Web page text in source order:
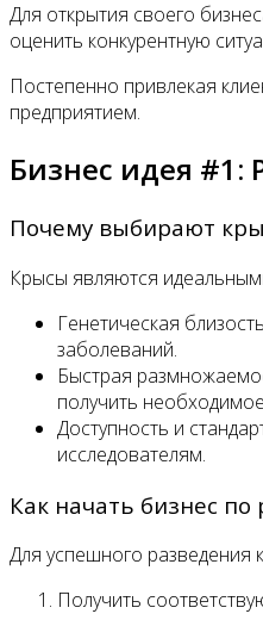
Для открытия своего
оценить конкурентную
Постепенно привлекая
предприятием.
Бизнес идея #1:
Почему выбирают
Крысы являются
Генетическая
заболеваний.
Быстрая
получить
Доступность и
исследователям.
Как начать бизнес
Для успешного разведения
Получить